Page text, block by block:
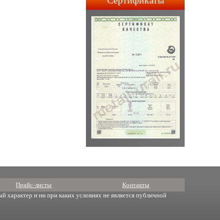
строительства АПЛ 4-го и
5-го поколений.
Прайс-листы Контакты
характер и ни при каких условиях не является публичной